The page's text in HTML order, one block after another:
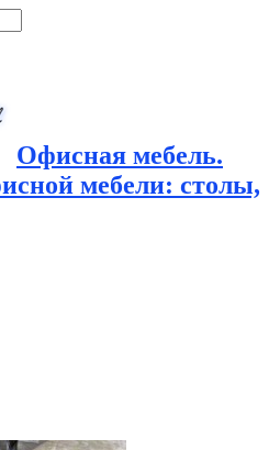
Офисная мебель.
мебели: столы,